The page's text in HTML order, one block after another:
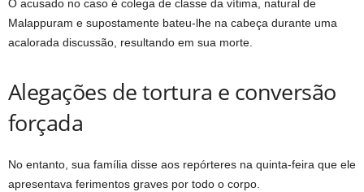
O acusado no caso é colega de classe da vítima, natural de
Malappuram e supostamente bateu-lhe na cabeça durante uma
acalorada discussão, resultando em sua morte.
Alegações de tortura e conversão
forçada
No entanto, sua família disse aos repórteres na quinta-feira que ele
apresentava ferimentos graves por todo o corpo.